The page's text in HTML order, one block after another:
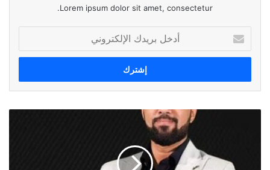
Lorem ipsum dolor sit amet, consectetur.
بريدك
الإلكتروني